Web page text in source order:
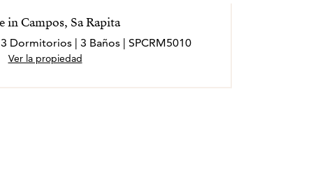
in Campos, Sa Rapita
Dormitorios | 3 Baños | SPCRM5010
Ver la propiedad